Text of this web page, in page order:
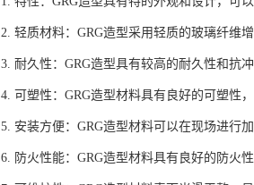
2. 轻质材料：GRG造型采用轻质的玻璃纤维
3. 耐久性：GRG造型具有较高的耐久性和抗
4. 可塑性：GRG造型材料具有良好的可塑性
5. 安装方便：GRG造型材料可以在现场进行
6. 防火性能：GRG造型材料具有良好的防火